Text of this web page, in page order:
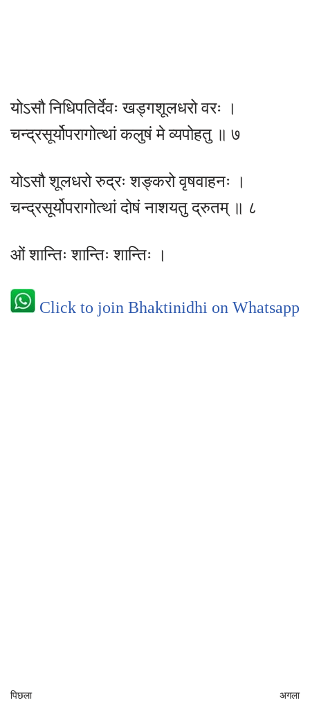
योऽसौ निधिपतिर्देवः खड्गशूलधरो वरः ।
चन्द्रसूर्योपरागोत्थां कलुषं मे व्यपोहतु ॥ ७
योऽसौ शूलधरो रुद्रः शङ्करो वृषवाहनः ।
चन्द्रसूर्योपरागोत्थां दोषं नाशयतु द्रुतम् ॥ ८
ओं शान्तिः शान्तिः शान्तिः ।
Click to join Bhaktinidhi on Whatsapp
पिछला अगला